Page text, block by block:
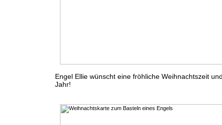
Engel Ellie wünscht eine fröhliche Weihnachtszeit
Jahr!